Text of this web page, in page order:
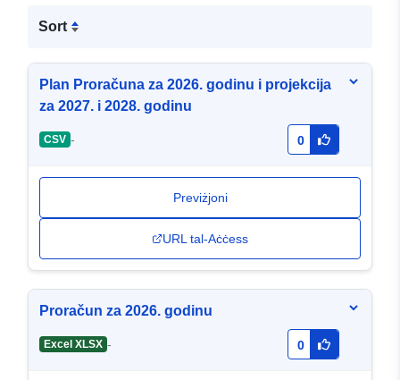
Sort
Plan Proračuna za 2026. godinu i projekcija
za 2027. i 2028. godinu
CSV - 0
Previżjoni
URL tal-Aċċess
Proračun za 2026. godinu
Excel XLSX - 0